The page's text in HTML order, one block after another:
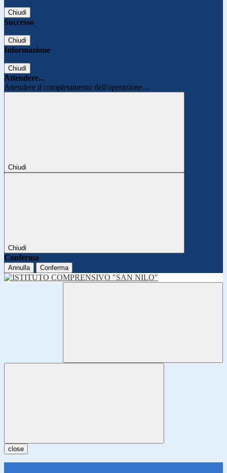
Chiudi
Successo
Chiudi
Informazione
Chiudi
Attendere...
Attendere il completamento dell'operazione...
Chiudi
Chiudi
Conferma
Annulla Conferma
close